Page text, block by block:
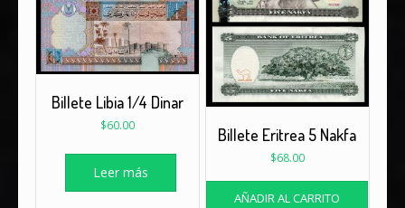
Billete Libia 1/4 Dinar
$60.00
Leer más
Billete Eritrea 5 Nakfa
$68.00
AÑADIR AL CARRITO